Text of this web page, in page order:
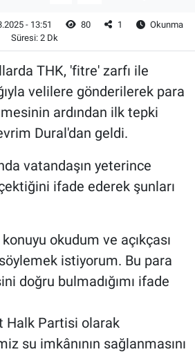
- 13:51 80 1
Okunma
Süresi: 2 Dk
THK, 'fitre' zarfı ile
velilere gönderilerek para
ardından ilk tepki
Dural'dan geldi.
vatandaşın yeterince
ifade ederek şunları
okudum ve açıkçası
istiyorum. Bu para
doğru bulmadığımı ifade
Halk Partisi olarak
su imkânının sağlanmasını